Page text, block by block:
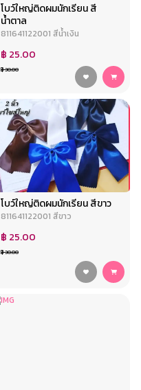
โบว์ใหญ่ติดผมนักเรียน สี
น้ำตาล
811641122001 สีน้ำเงิน
฿ 25.00
฿ 30.00
โบว์ใหญ่ติดผมนักเรียน สีขาว
811641122001 สีขาว
฿ 25.00
฿ 30.00